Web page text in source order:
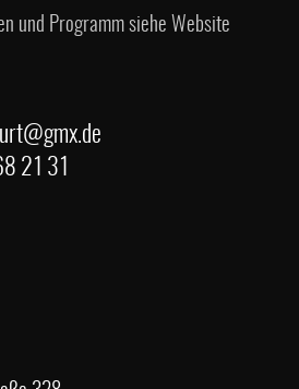
und Programm siehe Website
21 31